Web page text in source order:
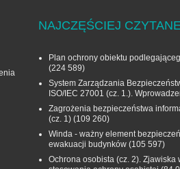
NAJCZĘŚCIEJ CZYTANE
Plan ochrony obiektu
(224 589)
System Zarządzania
ISO/IEC 27001 (cz. 1.).
Zagrożenia bezpieczeństwa
(cz. 1) (109 260)
Winda - ważny element
ewakuacji budynków (105 597)
Ochrona osobista (cz. 2). Zjawiska